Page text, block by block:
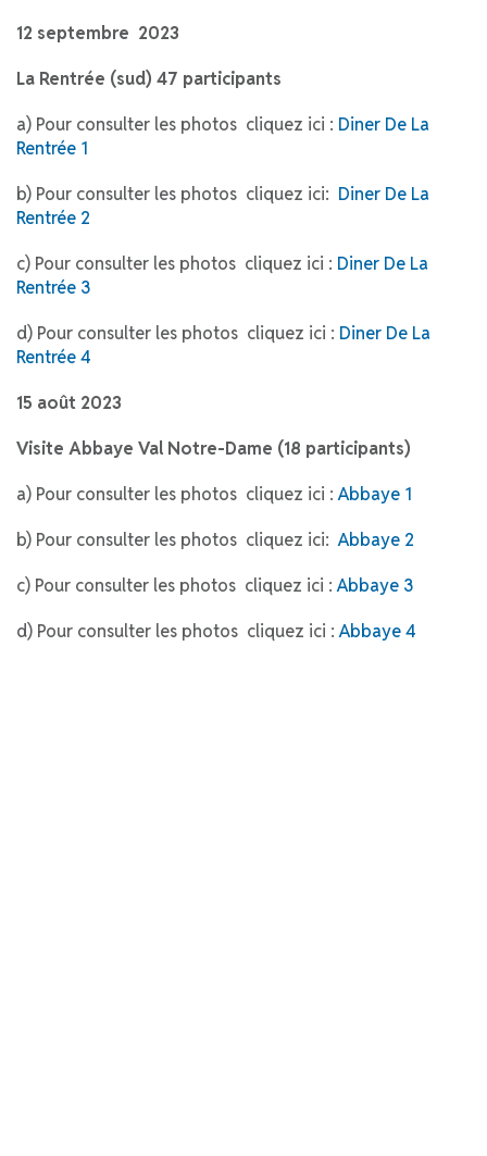
12 septembre 2023
La Rentrée (sud) 47 participants
a) Pour consulter les photos cliquez ici : Diner De La
Rentrée 1
b) Pour consulter les photos cliquez ici: Diner De La
Rentrée 2
c) Pour consulter les photos cliquez ici : Diner De La
Rentrée 3
d) Pour consulter les photos cliquez ici : Diner De La
Rentrée 4
15 août 2023
Visite Abbaye Val Notre-Dame (18 participants)
a) Pour consulter les photos cliquez ici :Abbaye 1
b) Pour consulter les photos cliquez ici:Abbaye 2
c) Pour consulter les photos cliquez ici :Abbaye 3
d) Pour consulter les photos cliquez ici :Abbaye 4